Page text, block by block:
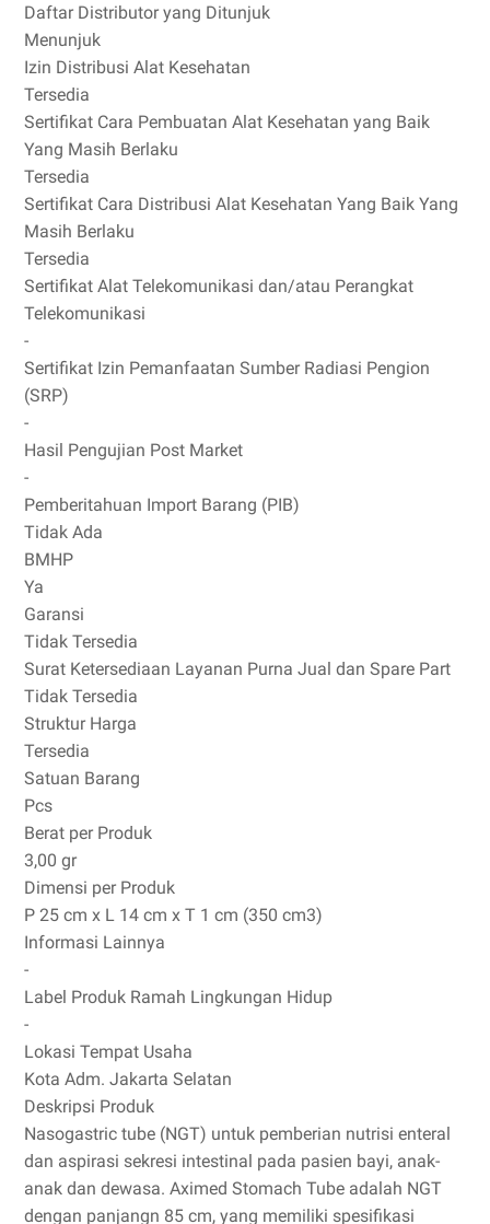
Daftar Distributor yang Ditunjuk
Menunjuk
Izin Distribusi Alat Kesehatan
Tersedia
Sertifikat Cara Pembuatan Alat Kesehatan yang Baik
Yang Masih Berlaku
Tersedia
Sertifikat Cara Distribusi Alat Kesehatan Yang Baik Yang
Masih Berlaku
Tersedia
Sertifikat Alat Telekomunikasi dan/atau Perangkat
Telekomunikasi
-
Sertifikat Izin Pemanfaatan Sumber Radiasi Pengion
(SRP)
-
Hasil Pengujian Post Market
-
Pemberitahuan Import Barang (PIB)
Tidak Ada
BMHP
Ya
Garansi
Tidak Tersedia
Surat Ketersediaan Layanan Purna Jual dan Spare Part
Tidak Tersedia
Struktur Harga
Tersedia
Satuan Barang
Pcs
Berat per Produk
3,00 gr
Dimensi per Produk
P 25 cm x L 14 cm x T 1 cm (350 cm3)
Informasi Lainnya
-
Label Produk Ramah Lingkungan Hidup
-
Lokasi Tempat Usaha
Kota Adm. Jakarta Selatan
Deskripsi Produk
Nasogastric tube (NGT) untuk pemberian nutrisi enteral
dan aspirasi sekresi intestinal pada pasien bayi, anak-
anak dan dewasa. Aximed Stomach Tube adalah NGT
dengan panjangn 85 cm, yang memiliki spesifikasi